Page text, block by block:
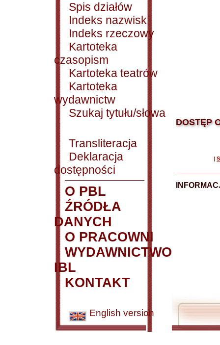
Spis działów
Indeks nazwisk
Indeks rzeczowy
Kartoteka
czasopism
Kartoteka teatrów
Kartoteka
wydawnictw
Szukaj tytułu/słowa
Transliteracja
Deklaracja
dostępności
O PBL
ŹRÓDŁA
DANYCH
O PRACOWNI
WYDAWNICTWO
IBL
KONTAKT
English version
DOSTĘP
|